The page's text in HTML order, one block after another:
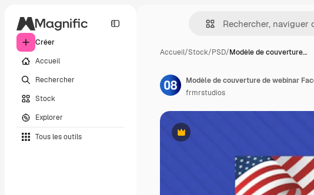
Créer
Accueil
Rechercher
Stock
Explorer
Tous les outils
Accueil/Stock/PSD/Modèle de couverture…
Premium
frmrstudios